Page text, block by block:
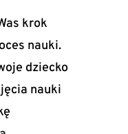
krok
nauki.
dziecko
nauki